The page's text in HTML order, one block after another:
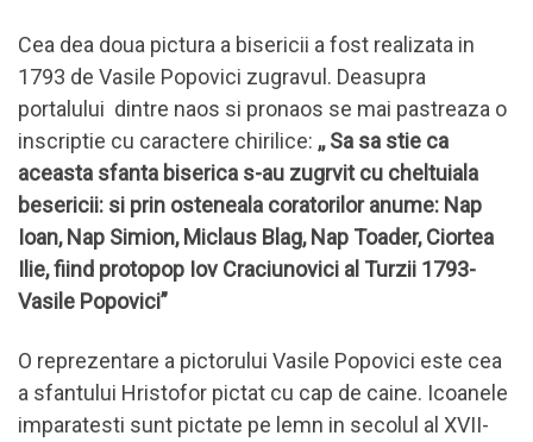
Cea dea doua pictura a bisericii a fost realizata in
1793 de Vasile Popovici zugravul. Deasupra
portalului dintre naos si pronaos se mai pastreaza o
inscriptie cu caractere chirilice: ,, Sa sa stie ca
aceasta sfanta biserica s-au zugrvit cu cheltuiala
besericii: si prin osteneala coratorilor anume: Nap
Ioan, Nap Simion, Miclaus Blag, Nap Toader, Ciortea
Ilie, fiind protopop Iov Craciunovici al Turzii 1793-
Vasile Popovici”
O reprezentare a pictorului Vasile Popovici este cea
a sfantului Hristofor pictat cu cap de caine. Icoanele
imparatesti sunt pictate pe lemn in secolul al XVII-